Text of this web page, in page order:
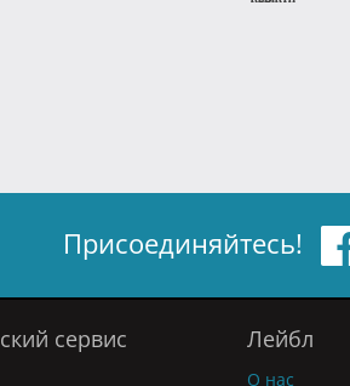
Присоединяйтесь!
сервис Лейбл
О нас